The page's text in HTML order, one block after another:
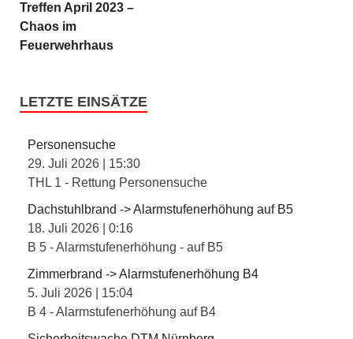
Treffen April 2023 –
Chaos im
Feuerwehrhaus
LETZTE EINSÄTZE
Personensuche
29. Juli 2026
15:30
THL 1 - Rettung Personensuche
Dachstuhlbrand -> Alarmstufenerhöhung auf B5
18. Juli 2026
0:16
B 5 - Alarmstufenerhöhung - auf B5
Zimmerbrand -> Alarmstufenerhöhung B4
5. Juli 2026
15:04
B 4 - Alarmstufenerhöhung auf B4